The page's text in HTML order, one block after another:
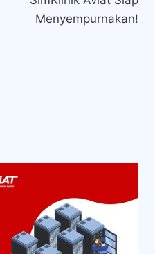
Menyempurnakan!